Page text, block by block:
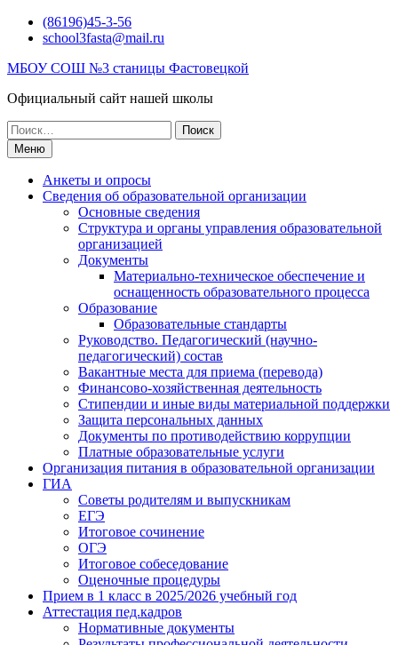
Перейти(86196)45-3-56
school3fasta@mail.ru
МБОУ СОШ №3 станицы Фастовецкой
Официальный сайт нашей школы
Поиск
по:Меню
Анкеты и опросы
Сведения об образовательной организации
Основные сведения
Структура и органы управления образовательной
организацией
Документы
Материально-техническое обеспечение и
оснащенность образовательного процесса
Образование
Образовательные стандарты
Руководство. Педагогический (научно-
педагогический) состав
Вакантные места для приема (перевода)
Финансово-хозяйственная деятельность
Стипендии и иные виды материальной поддержки
Защита персональных данных
Документы по противодействию коррупции
Платные образовательные услуги
Организация питания в образовательной организации
ГИА
Советы родителям и выпускникам
ЕГЭ
Итоговое сочинение
ОГЭ
Итоговое собеседование
Оценочные процедуры
Прием в 1 класс в 2025/2026 учебный год
Аттестация пед.кадров
Нормативные документы